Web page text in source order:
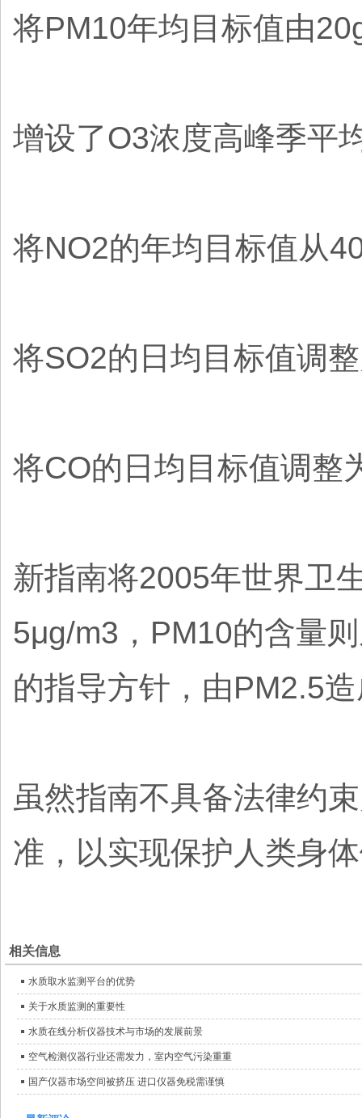
将PM10年均目标值由
增设了O3浓度高峰季平
将NO2的年均目标值从
将SO2的日均目标值调
将CO的日均目标值调整
新指南将2005年世界卫
5μg/m3，PM10的含量
的指导方针，由PM2.5
虽然指南不具备法律约
准，以实现保护人类身
相关信息
水质取水监测平台的优势
关于水质监测的重要性
水质在线分析仪器技术与市场的发展前景
空气检测仪器行业还需发力，室内空气污染重重
国产仪器市场空间被挤压 进口仪器免税需谨慎